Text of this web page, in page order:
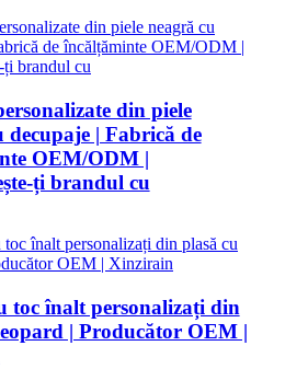
din piele
decupaje | Fabrică de
OEM/ODM |
ți brandul cu
toc înalt personalizați din
| Producător OEM |